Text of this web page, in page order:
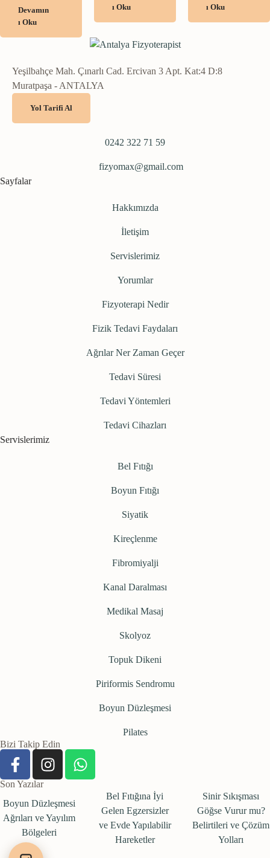
Devamın
ı Oku
ı Oku
ı Oku
Yeşilbahçe Mah. Çınarlı Cad. Ercivan 3 Apt. Kat:4 D:8
Muratpaşa - ANTALYA
Yol Tarifi Al
0242 322 71 59
fizyomax@gmail.com
Sayfalar
Hakkımızda
İletişim
Servislerimiz
Yorumlar
Fizyoterapi Nedir
Fizik Tedavi Faydaları
Ağrılar Ner Zaman Geçer
Tedavi Süresi
Tedavi Yöntemleri
Tedavi Cihazları
Servislerimiz
Bel Fıtığı
Boyun Fıtığı
Siyatik
Kireçlenme
Fibromiyalji
Kanal Daralması
Medikal Masaj
Skolyoz
Topuk Dikeni
Piriformis Sendromu
Boyun Düzleşmesi
Pilates
Bizi Takip Edin
Son Yazılar
Boyun Düzleşmesi
Ağrıları ve Yayılım
Bölgeleri
Bel Fıtığına İyi
Gelen Egzersizler
ve Evde Yapılabilir
Hareketler
Sinir Sıkışması
Göğse Vurur mu?
Belirtileri ve Çözüm
Yolları